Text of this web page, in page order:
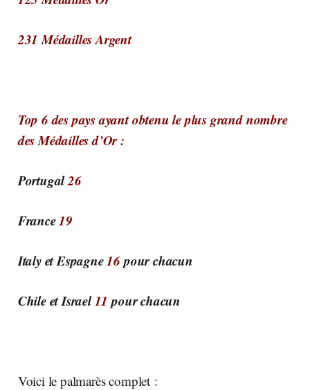
231 Médailles Argent
Top 6 des pays ayant obtenu le plus grand nombre
des Médailles d’Or :
Portugal26
France19
Italy et Espagne16pour chacun
Chile et Israel11 pour chacun
Voici le palmarès complet :